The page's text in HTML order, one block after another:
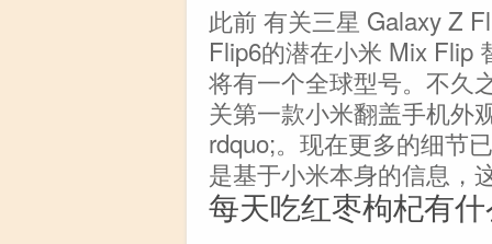
此前 有关三星 Galaxy Z
Flip6的潜在小米 Mix Flip
将有一个全球型号。不久
关第一款小米翻盖手机外
rdquo;。现在更多的细节
是基于小米本身的信息，
每天吃红枣枸杞有